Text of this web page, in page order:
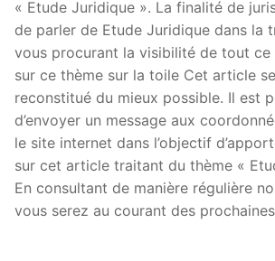
« Etude Juridique ». La finalité de
de parler de Etude Juridique dans la
vous procurant la visibilité de tout ce
sur ce thème sur la toile Cet article
reconstitué du mieux possible. Il est
d’envoyer un message aux
le site internet dans l’objectif
sur cet article traitant du thème «
En consultant de manière régulière
vous serez au courant des